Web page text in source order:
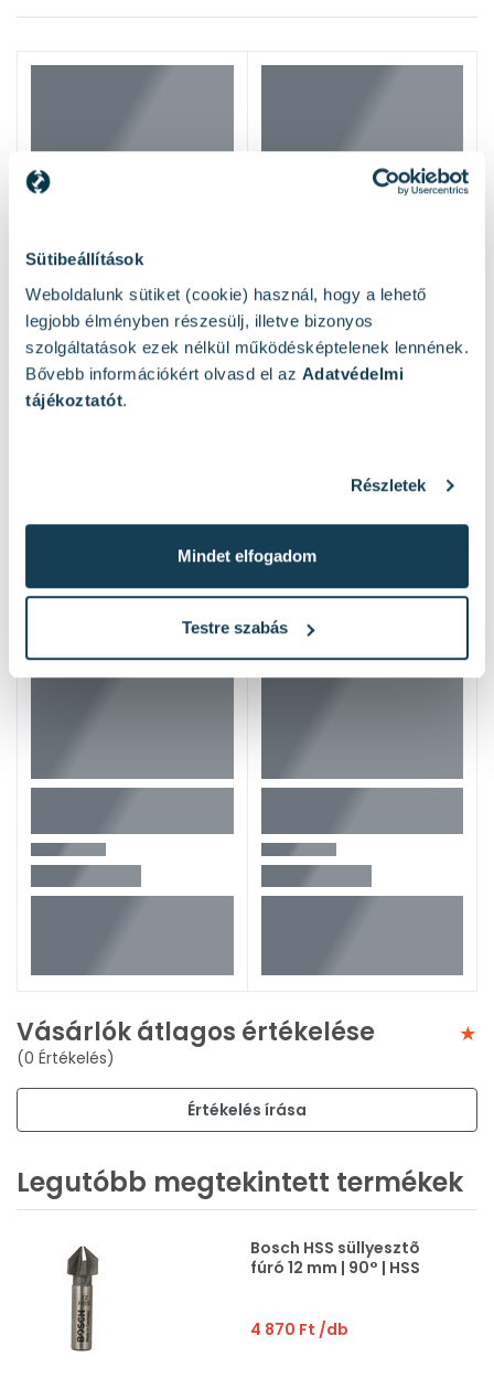
Sütibeállítások
Weboldalunk sütiket (cookie) használ, hogy a lehető
legjobb élményben részesülj, illetve bizonyos
szolgáltatások ezek nélkül működésképtelenek lennének.
Bővebb információkért olvasd el az Adatvédelmi
tájékoztatót.
Részletek
Mindet elfogadom
Testre szabás
Vásárlók átlagos értékelése
(0 Értékelés)
Értékelés írása
Legutóbb megtekintett termékek
Bosch HSS süllyesztõ
fúró 12 mm | 90° | HSS
4 870 Ft /db